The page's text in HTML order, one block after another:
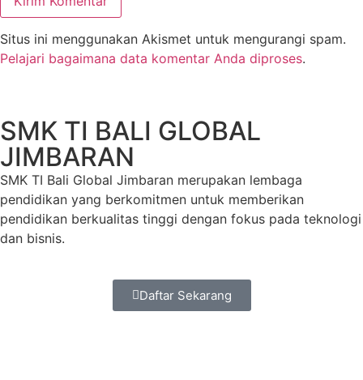
Situs ini menggunakan Akismet untuk mengurangi spam.
Pelajari bagaimana data komentar Anda diproses.
SMK TI BALI GLOBAL
JIMBARAN
SMK TI Bali Global Jimbaran merupakan lembaga
pendidikan yang berkomitmen untuk memberikan
pendidikan berkualitas tinggi dengan fokus pada teknologi
dan bisnis.
Daftar Sekarang